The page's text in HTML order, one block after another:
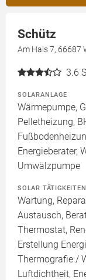
Schütz
Am Hals 7, 66687
3.6
SOLARANLAGE
Wärmepumpe,
Pelletheizung,
Energieberater,
Umwälzpumpe
SOLAR TÄTIGKEITEN
Wartung,
Austausch,
Thermostat,
Erstellung
Thermografie /
Luftdichtheit,